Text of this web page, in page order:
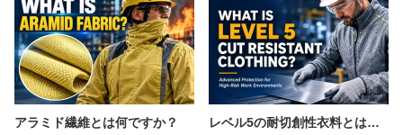
アラミド繊維とは何ですか？ レベル5の耐切創性衣料とは何ですか？